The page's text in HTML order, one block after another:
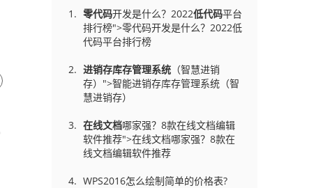
零代码开发是什么？2022低代码平台
排行榜">零代码开发是什么？2022低
代码平台排行榜
进销存库存管理系统 （智慧进销
存）">智能进销存库存管理系统（智
慧进销存）
在线文档哪家强？8款在线文档编辑
软件推荐">在线文档哪家强？8款在
线文档编辑软件推荐
WPS2016怎么绘制简单的价格表?